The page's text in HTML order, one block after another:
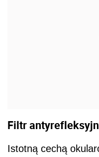
Filtr
Istotną cechą